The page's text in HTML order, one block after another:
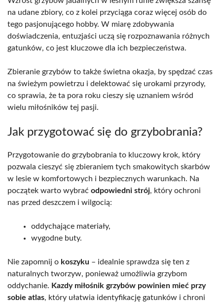
na udane zbiory, co z kolei przyciąga coraz więcej osób do
tego pasjonującego hobby. W miarę zdobywania
doświadczenia, entuzjaści uczą się rozpoznawania różnych
gatunków, co jest kluczowe dla ich bezpieczeństwa.
Zbieranie grzybów to także świetna okazja, by spędzać czas
na świeżym powietrzu i delektować się urokami przyrody,
co sprawia, że ta pora roku cieszy się uznaniem wśród
wielu miłośników tej pasji.
Jak przygotować się do grzybobrania?
Przygotowanie do grzybobrania to kluczowy krok, który
pozwala cieszyć się zbieraniem tych smakowitych skarbów
w lesie w komfortowych i bezpiecznych warunkach. Na
początek warto wybrać odpowiedni strój, który ochroni
nas przed deszczem i wilgocią:
oddychające materiały,
wygodne buty.
Nie zapomnij o koszyku – idealnie sprawdza się ten z
naturalnych tworzyw, ponieważ umożliwia grzybom
oddychanie. Kazdy miłośnik grzybów powinien mieć przy
sobie atlas, który ułatwia identyfikację gatunków i chroni